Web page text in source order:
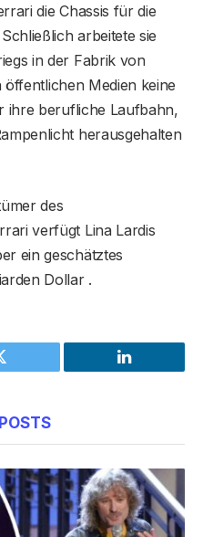
die Chassis für die
arbeitete sie
in der Fabrik von
öffentlichen Medien keine
ihre berufliche Laufbahn,
herausgehalten
des
verfügt Lina Lardis
ein geschätztes
Dollar .
LinkedIn
POSTS